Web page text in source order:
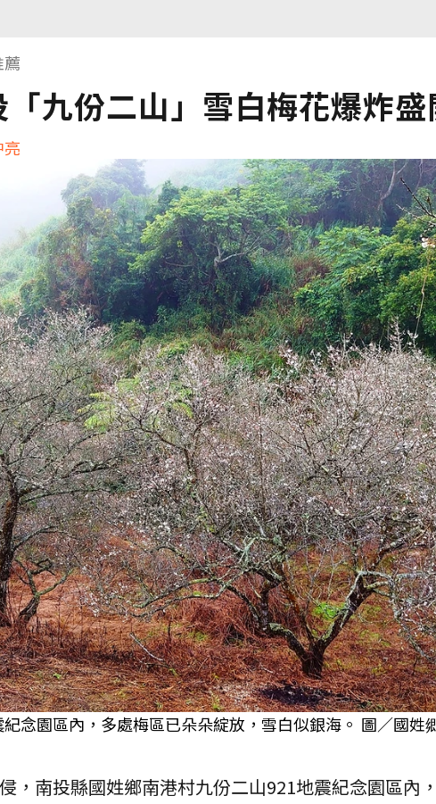
九份二山」雪白梅花爆炸盛
念園區內，多處梅區已朵朵綻放，雪白似銀海。 圖／國姓
，南投縣國姓鄉南港村九份二山921地震紀念園區內